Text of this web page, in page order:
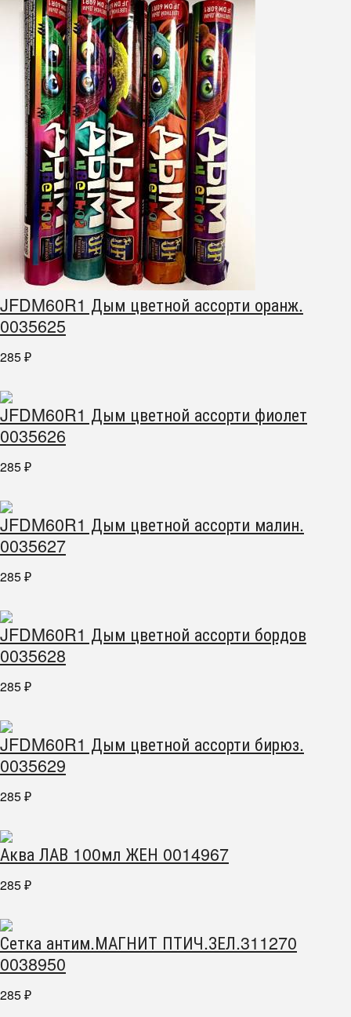
JFDM60R1 Дым цветной ассорти оранж.
0035625
285 ₽
JFDM60R1 Дым цветной ассорти фиолет
0035626
285 ₽
JFDM60R1 Дым цветной ассорти малин.
0035627
285 ₽
JFDM60R1 Дым цветной ассорти бордов
0035628
285 ₽
JFDM60R1 Дым цветной ассорти бирюз.
0035629
285 ₽
Аква ЛАВ 100мл ЖЕН 0014967
285 ₽
Сетка антим.МАГНИТ ПТИЧ.ЗЕЛ.311270
0038950
285 ₽